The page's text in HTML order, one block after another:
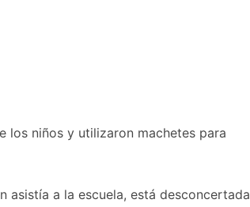
los niños y utilizaron machetes para
asistía a la escuela, está desconcertada